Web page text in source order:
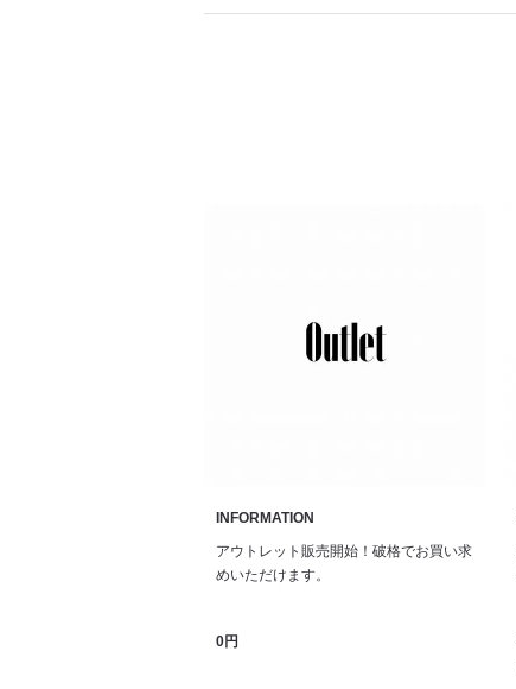
INFORMATION
アウトレット販売開始！破格でお買い求
めいただけます。
0円